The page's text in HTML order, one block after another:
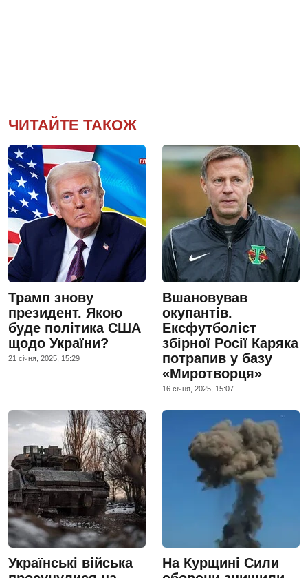
ЧИТАЙТЕ ТАКОЖ
Трамп знову
президент. Якою
буде політика США
щодо України?
21 сiчня, 2025, 15:29
Вшановував
окупантів.
Ексфутболіст
збірної Росії Каряка
потрапив у базу
«Миротворця»
16 сiчня, 2025, 15:07
Українські війська
На Курщині Сили